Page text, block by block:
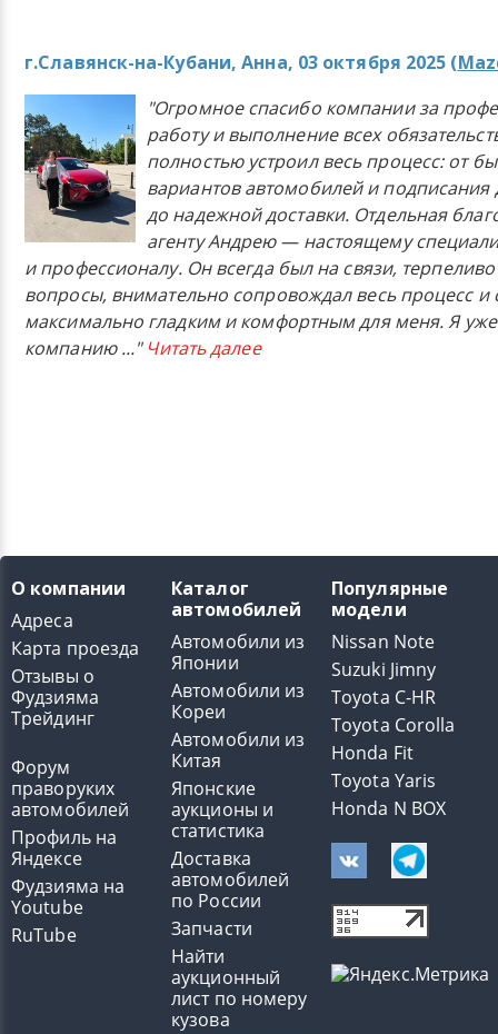
г.Славянск-на-Кубани, Анна, 03 октября 2025 (
"Огромное спасибо компании за
работу и выполнение всех
полностью устроил весь процесс: от
вариантов автомобилей и подписания
до надежной доставки. Отдельная
агенту Андрею — настоящему
и профессионалу. Он всегда был на связи,
вопросы, внимательно сопровождал весь процесс и
максимально гладким и комфортным для меня. Я
компанию..." Читать далее
О компании
Адреса
Карта проезда
Отзывы о
Фудзияма
Трейдинг
Форум
праворуких
автомобилей
Профиль на
Яндексе
Фудзияма на
Youtube
RuTube
Каталог
автомобилей
Автомобили из
Японии
Автомобили из
Кореи
Автомобили из
Китая
Японские
аукционы и
статистика
Доставка
автомобилей
по России
Запчасти
Найти
аукционный
лист по номеру
кузова
Популярные
модели
Nissan Note
Suzuki Jimny
Toyota C-HR
Toyota Corolla
Honda Fit
Toyota Yaris
Honda N BOX